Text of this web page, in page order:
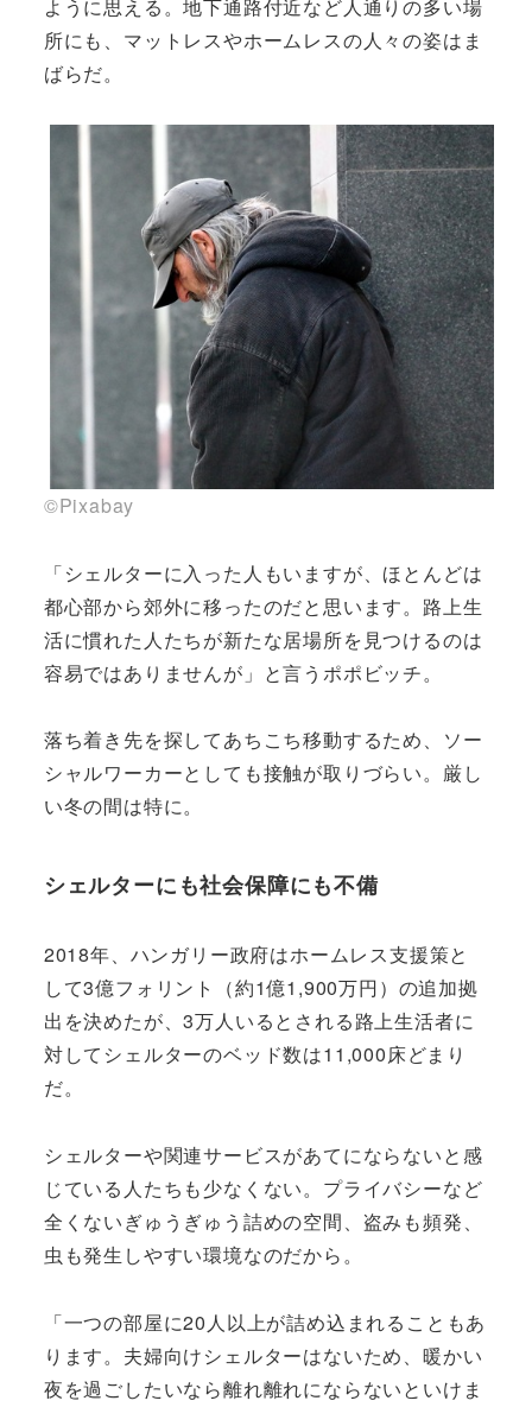
ように思える。地下通路付近など人通りの多い場
所にも、マットレスやホームレスの人々の姿はま
ばらだ。
©Pixabay
「シェルターに入った人もいますが、ほとんどは
都心部から郊外に移ったのだと思います。路上生
活に慣れた人たちが新たな居場所を見つけるのは
容易ではありませんが」と言うポポビッチ。
落ち着き先を探してあちこち移動するため、ソー
シャルワーカーとしても接触が取りづらい。厳し
い冬の間は特に。
シェルターにも社会保障にも不備
2018年、ハンガリー政府はホームレス支援策と
して3億フォリント（約1億1,900万円）の追加拠
出を決めたが、3万人いるとされる路上生活者に
対してシェルターのベッド数は11,000床どまり
だ。
シェルターや関連サービスがあてにならないと感
じている人たちも少なくない。プライバシーなど
全くないぎゅうぎゅう詰めの空間、盗みも頻発、
虫も発生しやすい環境なのだから。
「一つの部屋に20人以上が詰め込まれることもあ
ります。夫婦向けシェルターはないため、暖かい
夜を過ごしたいなら離れ離れにならないといけま